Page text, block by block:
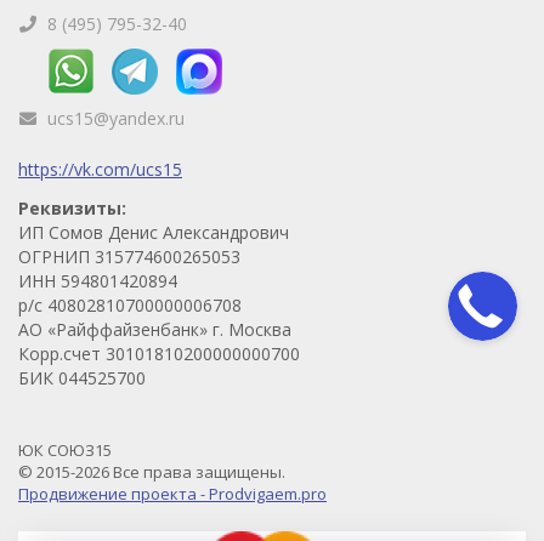
8 (495) 795-32-40
ucs15@yandex.ru
https://vk.com/ucs15
Реквизиты:
ИП Сомов Денис Александрович
ОГРНИП 315774600265053
ИНН 594801420894
р/с 40802810700000006708
АО «Райффайзенбанк» г. Москва
Корр.счет 30101810200000000700
БИК 044525700
ЮК СОЮЗ15
© 2015-2026 Все права защищены.
Продвижение проекта - Prodvigaem.pro